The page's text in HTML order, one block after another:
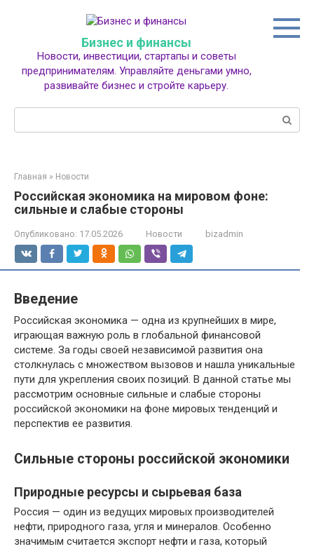
Бизнес и финансы
Новости, инвестиции, стартапы и советы
предпринимателям. Управляйте деньгами умно,
развивайте бизнес и стройте карьеру.
Главная » Новости
Российская экономика на мировом фоне:
сильные и слабые стороны
Опубликовано: 17.05.2026 Новости bizadmin
Введение
Российская экономика — одна из крупнейших в мире,
играющая важную роль в глобальной финансовой
системе. За годы своей независимой развития она
столкнулась с множеством вызовов и нашла уникальные
пути для укрепления своих позиций. В данной статье мы
рассмотрим основные сильные и слабые стороны
российской экономики на фоне мировых тенденций и
перспектив ее развития.
Сильные стороны российской экономики
Природные ресурсы и сырьевая база
Россия — один из ведущих мировых производителей
нефти, природного газа, угля и минералов. Особенно
значимым считается экспорт нефти и газа, который